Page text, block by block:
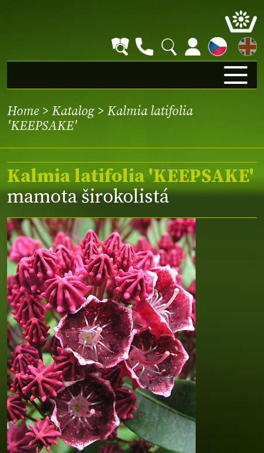
EN
Home > Katalog> Kalmia latifolia
'KEEPSAKE'
Kalmia latifolia 'KEEPSAKE'
mamota širokolistá